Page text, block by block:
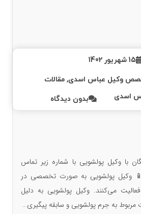
15 شهریور 1402
وکیل عباس اسدی,مقالات
اسدی
بدون دیدگاه
با وکیل پولشویی با شماره زیر تماس
بگیرید: ۰۹۱۲۳۵۷۶۰۳۷📱 وکیل پولشویی به صورت تخصصی در
می‌کنند. وکیل پولشویی به دلیل
مربوط به جرم پولشویی و سابقه پیگیری…